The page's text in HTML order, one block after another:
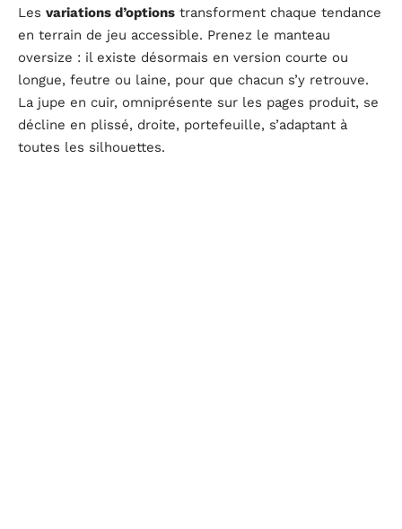
Les variations d’options transforment chaque tendance
en terrain de jeu accessible. Prenez le manteau
oversize : il existe désormais en version courte ou
longue, feutre ou laine, pour que chacun s’y retrouve.
La jupe en cuir, omniprésente sur les pages produit, se
décline en plissé, droite, portefeuille, s’adaptant à
toutes les silhouettes.